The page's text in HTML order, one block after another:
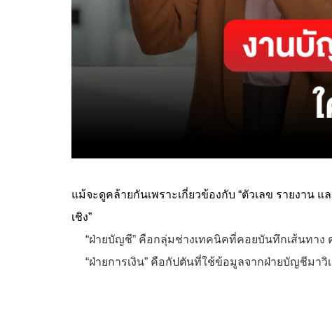
แม้จะดูคล้ายกันเพราะเกี่ยวข้องกับ “ตัวเลข รายงาน
เชิง”
“ฝ่ายบัญชี” คือกลุ่มช่างเทคนิคที่คอยบันทึกเส้นทาง
“ฝ่ายการเงิน” คือกัปตันที่ใช้ข้อมูลจากฝ่ายบัญชีมาวิ